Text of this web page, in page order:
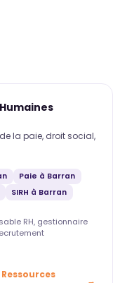
la paie, droit social,
Paie à Barran
SIRH à Barran
RH, gestionnaire